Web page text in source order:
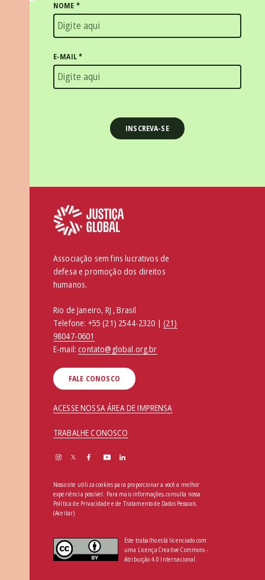
NOME *
E-MAIL*
Associação sem fins lucrativos de
defesa e promoção dos direitos
humanos.
Rio de Janeiro, RJ , Brasil
Telefone: +55 (21) 2544-2320 | (21)
98047-0601
E-mail:contato@global.org.br
FALE CONOSCO
ACESSE NOSSA ÁREA DE IMPRENSA
TRABALHE CONOSCO
Nosso site utiliza cookies para proporcionar a você a melhor
experiência possível. Para mais informações, consulta nossa
Política de Privacidade e de Tratamento de Dados Pessoais
(Aceitar)
Este trabalho está licenciado com
uma Licença Creative Commons -
Atribuição 4.0 Internacional.